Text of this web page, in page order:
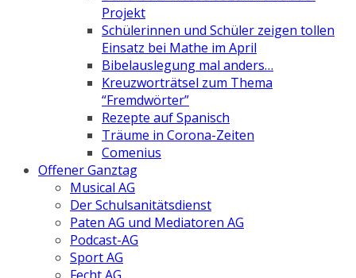
Projekt
Schülerinnen und Schüler zeigen tollen
Einsatz bei Mathe im April
Bibelauslegung mal anders…
Kreuzworträtsel zum Thema
“Fremdwörter”
Rezepte auf Spanisch
Träume in Corona-Zeiten
Comenius
Offener Ganztag
Musical AG
Der Schulsanitätsdienst
Paten AG und Mediatoren AG
Podcast-AG
Sport AG